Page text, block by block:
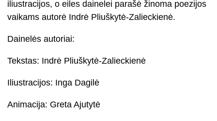
iliustracijos, o eiles dainelei parašė žinoma poezijos
vaikams autorė Indrė Pliuškytė-Zalieckienė.
Dainelės autoriai:
Tekstas: Indrė Pliuškytė-Zalieckienė
Iliustracijos: Inga Dagilė
Animacija: Greta Ajutytė